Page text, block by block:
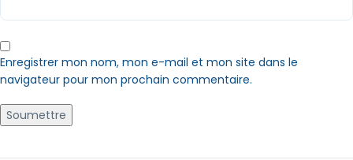
Enregistrer mon nom, mon e-mail et mon site dans le
navigateur pour mon prochain commentaire.